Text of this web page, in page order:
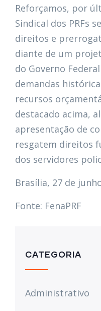
Reforçamos, por
Sindical dos PRFs
direitos e
diante de um
do Governo
demandas
recursos
destacado acima,
apresentação de
resgatem direitos
dos servidores
Brasília, 27 de
Fonte: FenaPRF
CATEGORIA
Administrativo